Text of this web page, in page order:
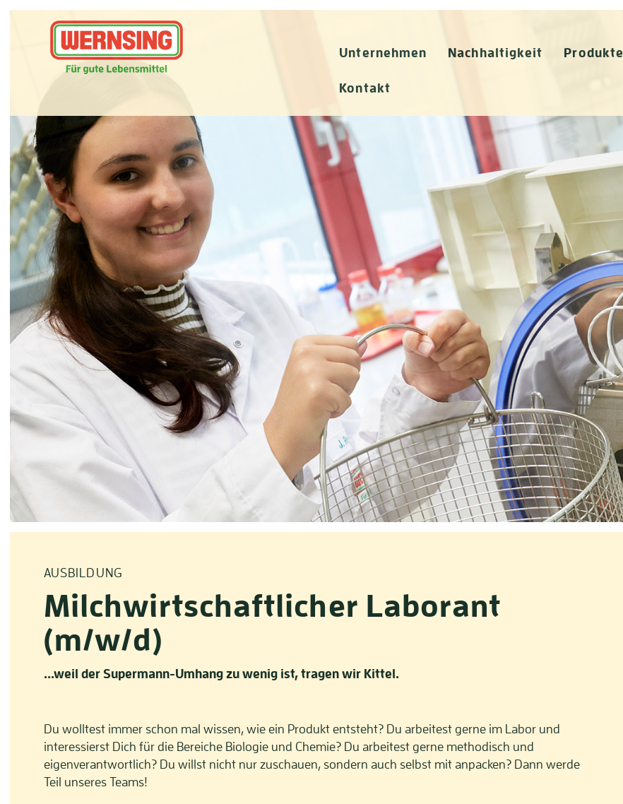
Unternehmen Nachhaltigkeit Produkte
Kontakt
AUSBILDUNG
Milchwirtschaftlicher Laborant
(m/w/d)
...weil der Supermann-Umhang zu wenig ist, tragen wir Kittel.
Du wolltest immer schon mal wissen, wie ein Produkt entsteht? Du arbeitest gerne im Labor und
interessierst Dich für die Bereiche Biologie und Chemie? Du arbeitest gerne methodisch und
eigenverantwortlich? Du willst nicht nur zuschauen, sondern auch selbst mit anpacken? Dann werde
Teil unseres Teams!